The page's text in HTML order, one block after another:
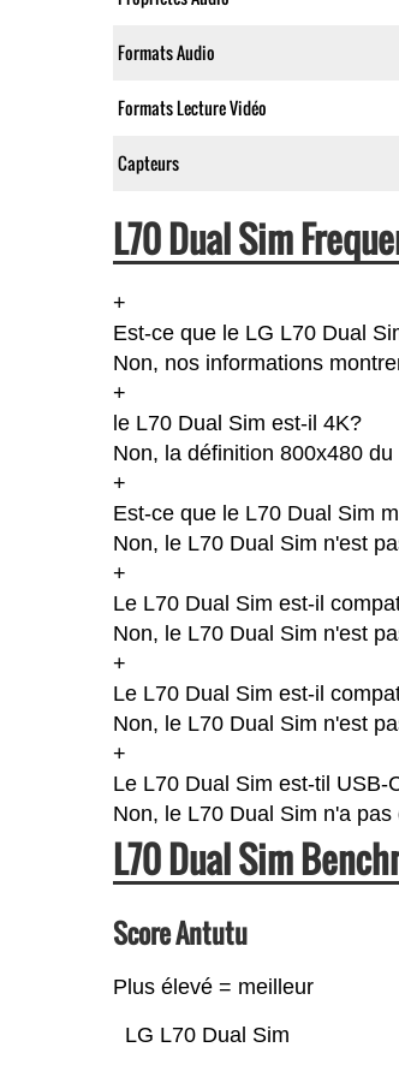
Formats Audio
Formats Lecture Vidéo
Capteurs
L70 Dual Sim
+
Est-ce que le LG L70 Dual
Non, nos informations
+
le L70 Dual Sim est-il 4K?
Non, la définition 800x480
+
Est-ce que le L70 Dual Sim
Non, le L70 Dual Sim n'est
+
Le L70 Dual Sim est-il
Non, le L70 Dual Sim n'est
+
Le L70 Dual Sim est-il
Non, le L70 Dual Sim n'est
+
Le L70 Dual Sim est-til USB-
Non, le L70 Dual Sim n'a
L70 Dual Sim
Score Antutu
Plus élevé = meilleur
LG L70 Dual Sim